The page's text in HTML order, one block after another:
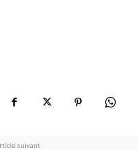
suivant